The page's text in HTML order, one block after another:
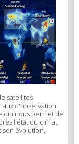
satellites
d'observation
qui nous permet de
l'état du climat
son évolution.